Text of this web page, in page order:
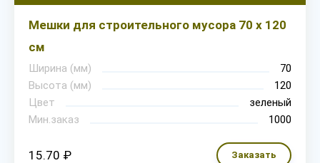
Мешки для строительного мусора 70 х 120
см
Ширина (мм)
70
Высота (мм)
120
Цвет
зеленый
Мин.заказ
1000
15.70 ₽ Заказать